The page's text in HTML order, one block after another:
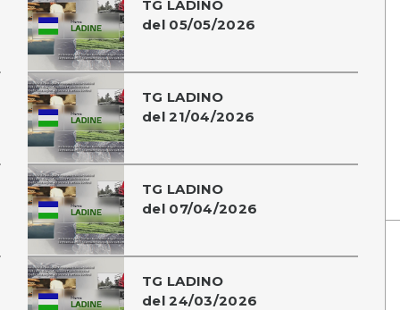
TG LADINO
del 05/05/2026
TG LADINO
del 21/04/2026
TG LADINO
del 07/04/2026
TG LADINO
del 24/03/2026